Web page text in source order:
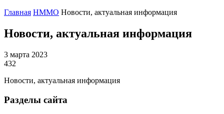
Главная НММО Новости, актуальная информация
Новости, актуальная информация
3 марта 2023
432
Новости, актуальная информация
Разделы сайта